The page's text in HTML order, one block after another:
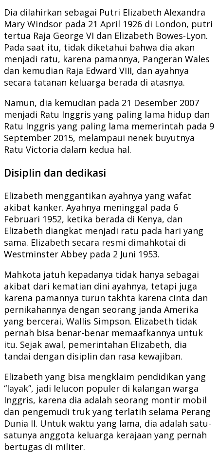
Dia dilahirkan sebagai Putri Elizabeth Alexandra
Mary Windsor pada 21 April 1926 di London, putri
tertua Raja George VI dan Elizabeth Bowes-Lyon.
Pada saat itu, tidak diketahui bahwa dia akan
menjadi ratu, karena pamannya, Pangeran Wales
dan kemudian Raja Edward VIII, dan ayahnya
secara tatanan keluarga berada di atasnya.
Namun, dia kemudian pada 21 Desember 2007
menjadi Ratu Inggris yang paling lama hidup dan
Ratu Inggris yang paling lama memerintah pada 9
September 2015, melampaui nenek buyutnya
Ratu Victoria dalam kedua hal.
Disiplin dan dedikasi
Elizabeth menggantikan ayahnya yang wafat
akibat kanker. Ayahnya meninggal pada 6
Februari 1952, ketika berada di Kenya, dan
Elizabeth diangkat menjadi ratu pada hari yang
sama. Elizabeth secara resmi dimahkotai di
Westminster Abbey pada 2 Juni 1953.
Mahkota jatuh kepadanya tidak hanya sebagai
akibat dari kematian dini ayahnya, tetapi juga
karena pamannya turun takhta karena cinta dan
pernikahannya dengan seorang janda Amerika
yang bercerai, Wallis Simpson. Elizabeth tidak
pernah bisa benar-benar memaafkannya untuk
itu. Sejak awal, pemerintahan Elizabeth, dia
tandai dengan disiplin dan rasa kewajiban.
Elizabeth yang bisa mengklaim pendidikan yang
“layak”, jadi lelucon populer di kalangan warga
Inggris, karena dia adalah seorang montir mobil
dan pengemudi truk yang terlatih selama Perang
Dunia II. Untuk waktu yang lama, dia adalah satu-
satunya anggota keluarga kerajaan yang pernah
bertugas di militer.